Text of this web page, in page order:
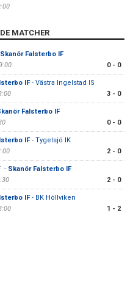
MATCHER
Skanör Falsterbo IF
0 - 0
IF- Västra Ingelstad IS
3 - 0
Falsterbo IF
0 - 0
IF- Tygelsjö IK
2 - 0
- Skanör Falsterbo IF
2 - 0
IF- BK Höllviken
1 - 2